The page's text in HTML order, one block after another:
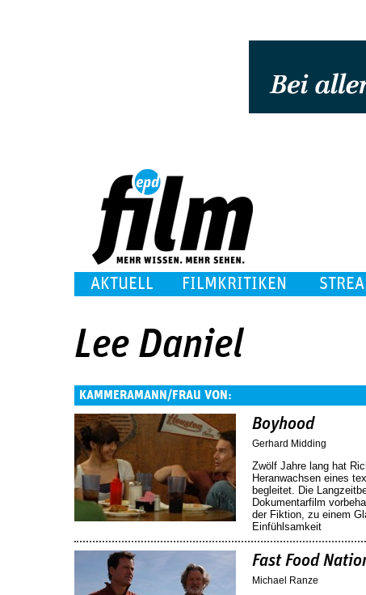
AKTUELL FILMKRITIKEN
Lee Daniel
KAMMERAMANN/FRAU VON:
Boyhood
Gerhard Midding
Zwölf Jahre lang hat
Heranwachsen eines
begleitet. Die
Dokumentarfilm
der Fiktion, zu einem
Einfühlsamkeit
Fast Food
Michael Ranze